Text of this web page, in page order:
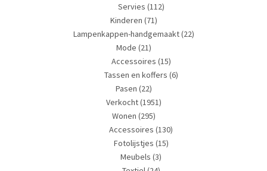
Servies (112)
Kinderen (71)
Lampenkappen-handgemaakt(22)
Mode (21)
Accessoires (15)
Tassen en koffers (6)
Pasen (22)
Verkocht(1951)
Wonen (295)
Accessoires (130)
Fotolijstjes (15)
Meubels (3)